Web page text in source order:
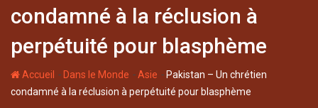
condamné à la réclusion à
perpétuité pour blasphème
Accueil - Dans le Monde -Asie - Pakistan – Un chrétien
condamné à la réclusion à perpétuité pour blasphème